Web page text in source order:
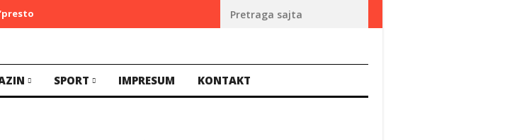
ID Peticijom do novih zakona u zdravstvu Srpske
SPORT IMPRESUM KONTAKT